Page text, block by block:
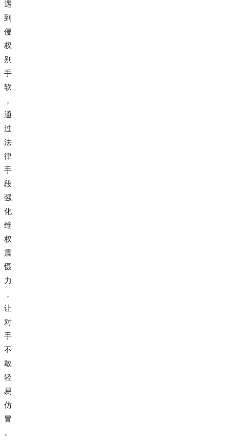
遇
到
侵
权
别
手
软
，
通
过
法
律
手
段
强
化
维
权
震
慑
力
，
让
对
手
不
敢
轻
易
仿
冒
。